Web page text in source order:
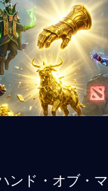
ンド・オブ・